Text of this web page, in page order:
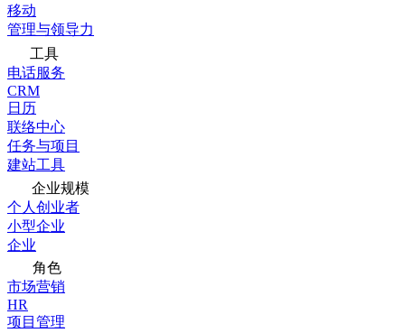
移动
管理与领导力
工具
电话服务
CRM
日历
联络中心
任务与项目
建站工具
企业规模
个人创业者
小型企业
企业
角色
市场营销
HR
项目管理